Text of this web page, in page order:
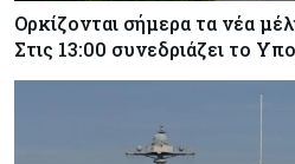
Ορκίζονται σήμερα τα νέα
Στις 13:00 συνεδριάζει το